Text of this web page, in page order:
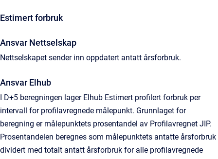
Estimert forbruk
Ansvar Nettselskap
Nettselskapet sender inn oppdatert antatt årsforbruk.
Ansvar Elhub
I D+5 beregningen lager Elhub Estimert profilert forbruk per
intervall for profilavregnede målepunkt. Grunnlaget for
beregning er målepunktets prosentandel av Profilavregnet JIP.
Prosentandelen beregnes som målepunktets antatte årsforbruk
dividert med totalt antatt årsforbruk for alle profilavregnede